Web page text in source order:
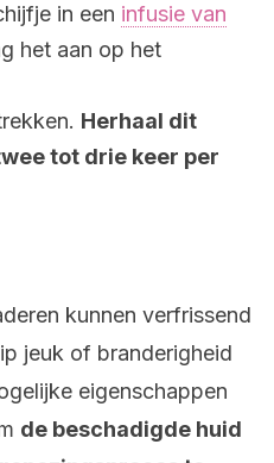
in een infusie van
het aan op het
Herhaal dit
tot drie keer per
kunnen verfrissend
jeuk of branderigheid
eigenschappen
de beschadigde huid